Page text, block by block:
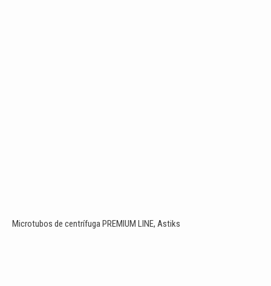
Microtubos de centrífuga PREMIUM LINE, Astiks